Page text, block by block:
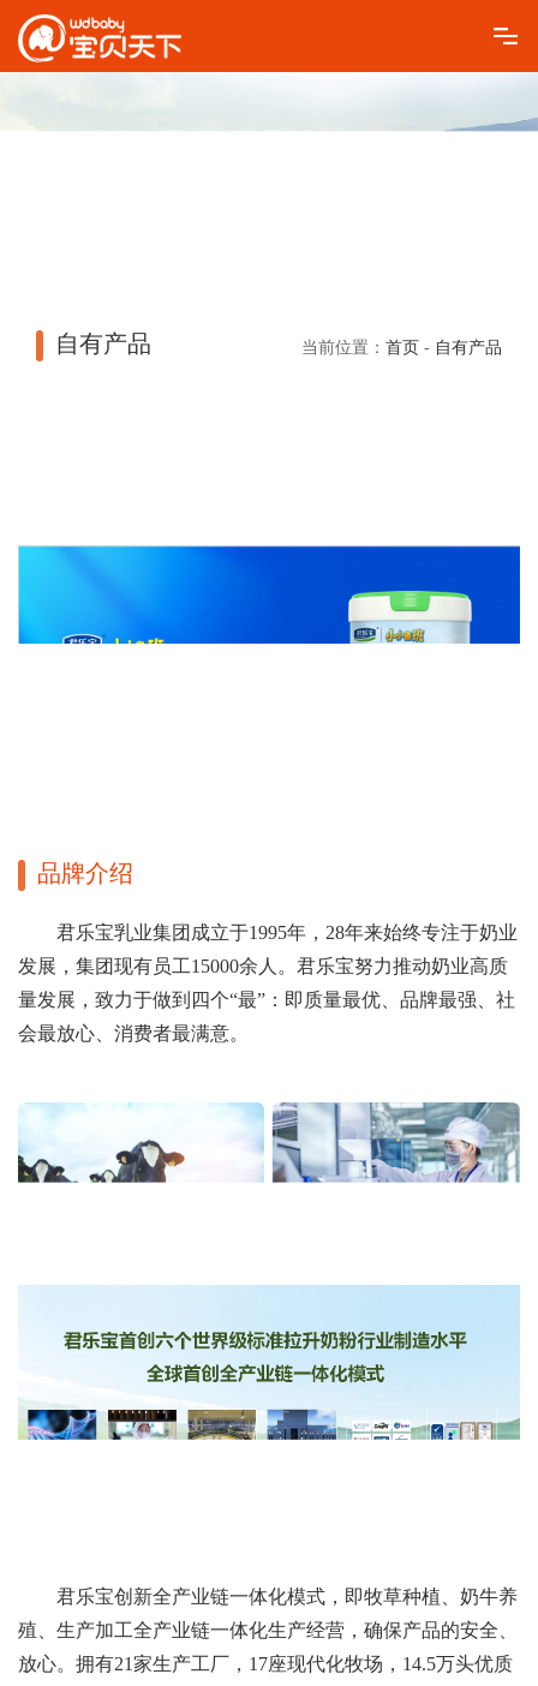
自有产品 当前位置： 首页 - 自有产品
品牌介绍
君乐宝乳业集团成立于1995年，28年来始终专注于奶业
发展，集团现有员工15000余人。君乐宝努力推动奶业高质
量发展，致力于做到四个“最”：即质量最优、品牌最强、社
会最放心、消费者最满意。
君乐宝创新全产业链一体化模式，即牧草种植、奶牛养
殖、生产加工全产业链一体化生产经营，确保产品的安全、
放心。拥有21家生产工厂，17座现代化牧场，14.5万头优质